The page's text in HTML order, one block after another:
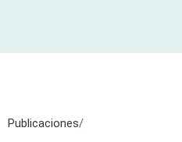
Publicaciones/